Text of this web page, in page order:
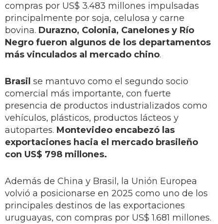
compras por US$ 3.483 millones impulsadas
principalmente por soja, celulosa y carne
bovina. Durazno, Colonia, Canelones y Río
Negro fueron algunos de los departamentos
más vinculados al mercado chino.
Brasil se mantuvo como el segundo socio
comercial más importante, con fuerte
presencia de productos industrializados como
vehículos, plásticos, productos lácteos y
autopartes. Montevideo encabezó las
exportaciones hacia el mercado brasileño
con US$ 798 millones.
Además de China y Brasil, la Unión Europea
volvió a posicionarse en 2025 como uno de los
principales destinos de las exportaciones
uruguayas, con compras por US$ 1.681 millones.